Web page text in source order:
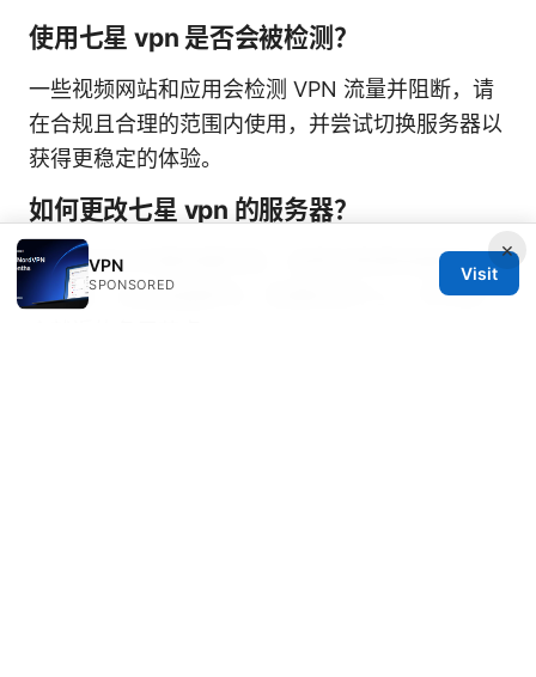
使用七星 vpn 是否会被检测？
一些视频网站和应用会检测 VPN 流量并阻断，请
在合规且合理的范围内使用，并尝试切换服务器以
获得更稳定的体验。
如何更改七星 vpn 的服务器？
在应用内打开服务器列表，选择你希望连接的区域
或国家，点击连接即可。若遇到连不上，可以换一
×
VPN
SPONSORED
Visit